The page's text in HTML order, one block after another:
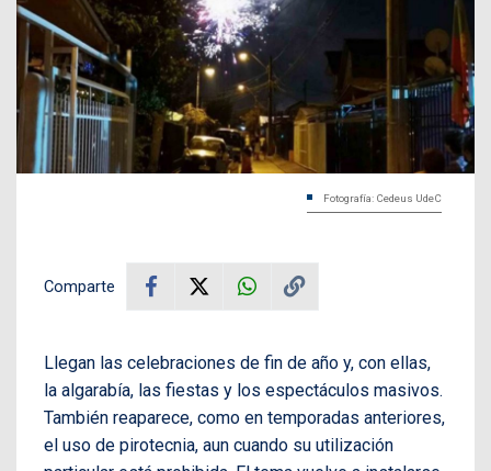
Fotografía: Cedeus UdeC
Comparte
Llegan las celebraciones de fin de año y, con ellas,
la algarabía, las fiestas y los espectáculos masivos.
También reaparece, como en temporadas anteriores,
el uso de pirotecnia, aun cuando su utilización